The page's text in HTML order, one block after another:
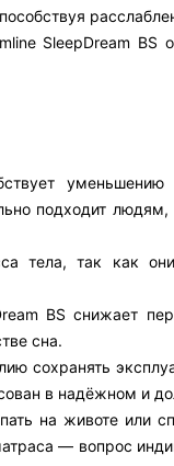
SleepDream BS
уменьшению
подходит
тела, так как
BS снижает
сна.
сохранять
в надёжном и
на животе или
— вопрос